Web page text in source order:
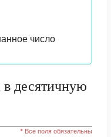
число
в десятичную
* Все поля обязательны